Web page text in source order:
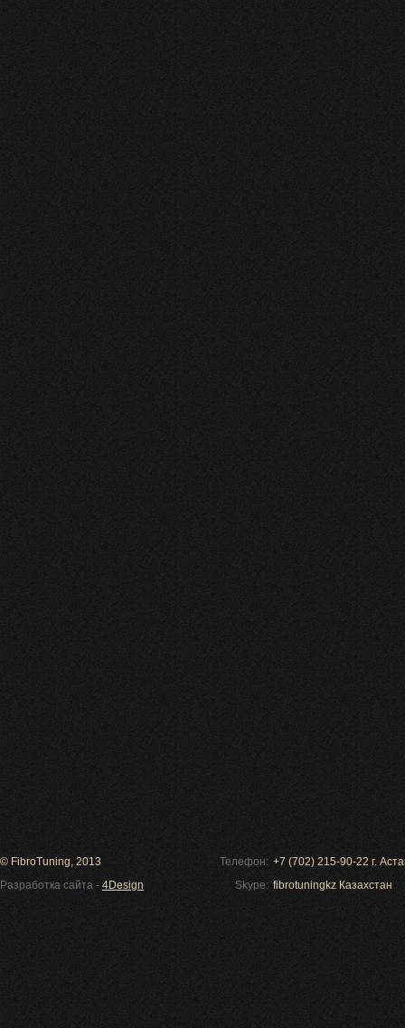
© FibroTuning, 2013
Разработка сайта - 4Design
Телефон: +7 (702) 215-90-22 г.
Skype: fibrotuningkz Казахстан